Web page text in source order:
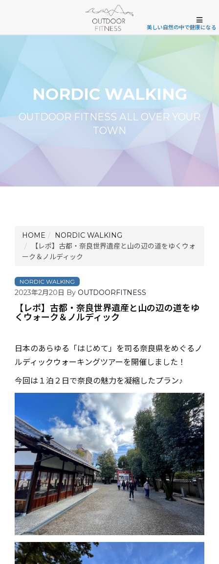
美しい自然の中で健康になる
NORDIC WALKING
OUTDOOR FITNESS ALL OVER YOUR
TOWN
HOME
NORDIC WALKING
【レポ】古都・奈良世界遺産と山の辺の道をゆくウォ
ーク＆ノルディック
NORDIC WALKING
2023年2月20日 By OUTDOORFITNESS
【レポ】古都・奈良世界遺産と山の辺の道をゆ
くウォーク＆ノルディック
日本のあらゆる「はじめて」を司る奈良県をめぐるノ
ルディックウォーキングツアーを開催しました！
今回は１泊２日で奈良の魅力を凝縮したプラン♪